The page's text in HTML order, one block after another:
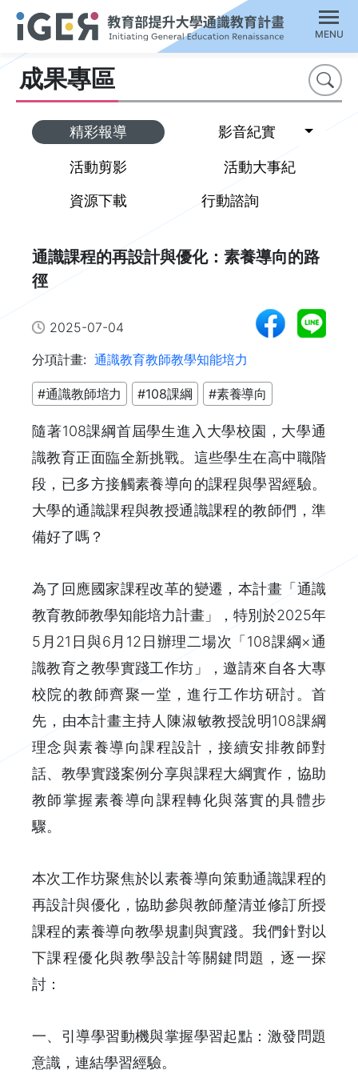
MENU
成果專區 搜尋
精彩報導 影音紀實
活動剪影
活動大事紀
資源下載
行動諮詢
通識課程的再設計與優化：素養導向的路
徑
2025-07-04
分項計畫: 通識教育教師教學知能培力
#通識教師培力 #108課綱 #素養導向
隨著108課綱首屆學生進入大學校園，大學通
識教育正面臨全新挑戰。這些學生在高中職階
段，已多方接觸素養導向的課程與學習經驗。
大學的通識課程與教授通識課程的教師們，準
備好了嗎？
為了回應國家課程改革的變遷，本計畫「通識
教育教師教學知能培力計畫」，特別於2025年
5月21日與6月12日辦理二場次「108課綱×通
識教育之教學實踐工作坊」，邀請來自各大專
校院的教師齊聚一堂，進行工作坊研討。首
先，由本計畫主持人陳淑敏教授說明108課綱
理念與素養導向課程設計，接續安排教師對
話、教學實踐案例分享與課程大綱實作，協助
教師掌握素養導向課程轉化與落實的具體步
驟。
本次工作坊聚焦於以素養導向策動通識課程的
再設計與優化，協助參與教師釐清並修訂所授
課程的素養導向教學規劃與實踐。我們針對以
下課程優化與教學設計等關鍵問題，逐一探
討：
一、引導學習動機與掌握學習起點：激發問題
意識，連結學習經驗。